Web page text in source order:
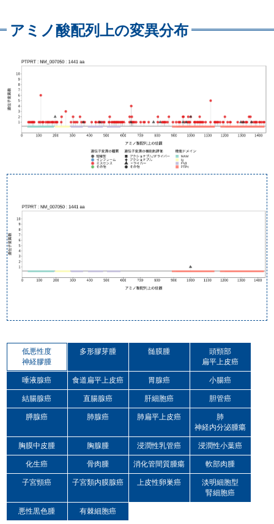
アミノ酸配列上の変異分布
低悪性度
神経膠腫
多形膠芽腫 髄膜腫
頭頸部
扁平上皮癌
唾液腺癌 食道扁平上皮癌 胃腺癌 小腸癌
結腸腺癌 直腸腺癌 肝細胞癌 胆管癌
膵腺癌 肺腺癌 肺扁平上皮癌
肺
神経内分泌腫瘍
胸膜中皮腫 胸腺腫 浸潤性乳管癌 浸潤性小葉癌
化生癌 骨肉腫 消化管間質腫瘍 軟部肉腫
子宮頸癌 子宮類内膜腺癌 上皮性卵巣癌
淡明細胞型
腎細胞癌
悪性黒色腫 有棘細胞癌